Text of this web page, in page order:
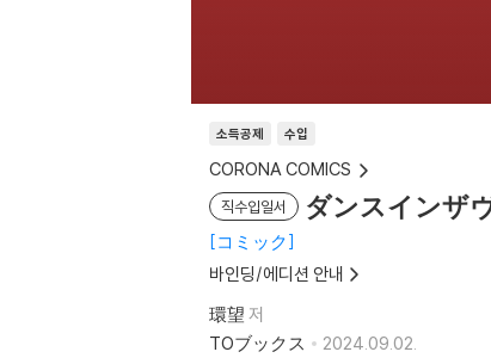
소득공제 수입
CORONA COMICS
직수입일서 ダンスインザ
コミック
바인딩/에디션 안내
環望 저
TOブックス
2024.09.02.